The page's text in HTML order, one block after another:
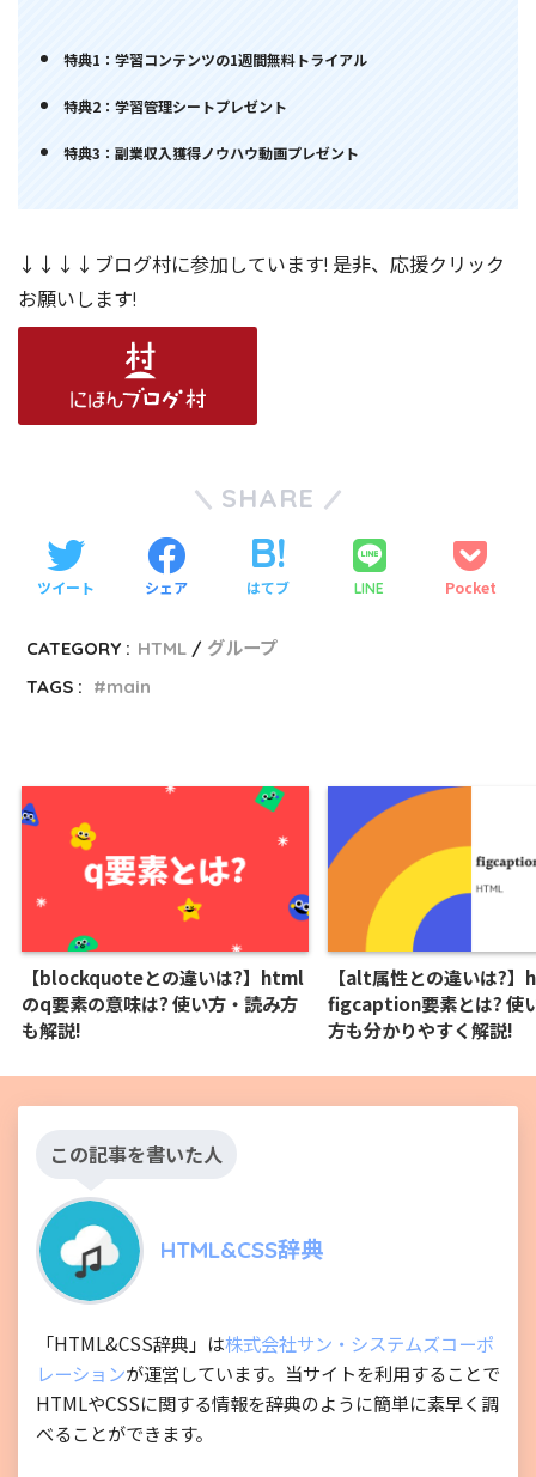
特典1：学習コンテンツの1週間無料トライアル
特典2：学習管理シートプレゼント
特典3：副業収入獲得ノウハウ動画プレゼント
↓↓↓↓ブログ村に参加しています! 是非、応援クリック
お願いします!
SHARE
ツイート シェア はてブ LINE Pocket
CATEGORY : HTML
グループ
TAGS :
main
【blockquoteとの違いは?】html
のq要素の意味は? 使い方・読み方
も解説!
【alt属性との違いは?
figcaption要素とは? 使
方も分かりやすく解説!
この記事を書いた人
HTML&CSS辞典
「HTML&CSS辞典」は株式会社サン・システムズコーポ
レーションが運営しています。当サイトを利用することで
HTMLやCSSに関する情報を辞典のように簡単に素早く調
べることができます。